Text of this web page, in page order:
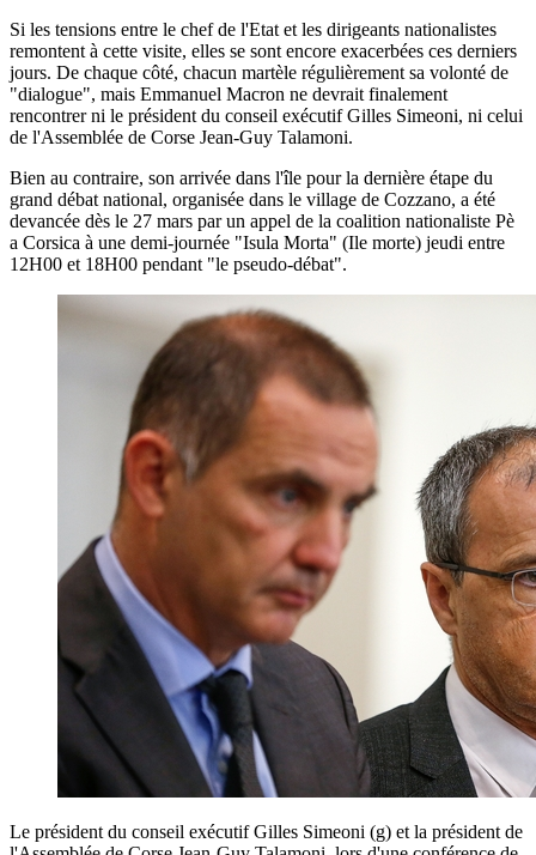
Si les tensions entre le chef de l'Etat et les dirigeants nationalistes
remontent à cette visite, elles se sont encore exacerbées ces derniers
jours. De chaque côté, chacun martèle régulièrement sa volonté de
"dialogue", mais Emmanuel Macron ne devrait finalement
rencontrer ni le président du conseil exécutif Gilles Simeoni, ni celui
de l'Assemblée de Corse Jean-Guy Talamoni.
Bien au contraire, son arrivée dans l'île pour la dernière étape du
grand débat national, organisée dans le village de Cozzano, a été
devancée dès le 27 mars par un appel de la coalition nationaliste Pè
a Corsica à une demi-journée "Isula Morta" (Ile morte) jeudi entre
12H00 et 18H00 pendant "le pseudo-débat".
Le président du conseil exécutif Gilles Simeoni (g) et la président de